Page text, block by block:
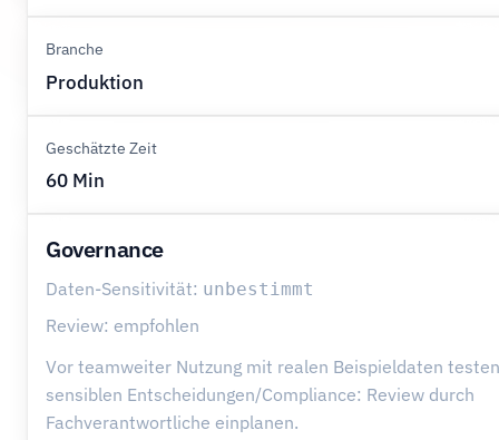
Branche
Produktion
Geschätzte Zeit
60 Min
Governance
Daten-Sensitivität: unbestimmt
Review: empfohlen
Vor teamweiter Nutzung mit realen Beispieldaten
sensiblen Entscheidungen/Compliance: Review durch
Fachverantwortliche einplanen.